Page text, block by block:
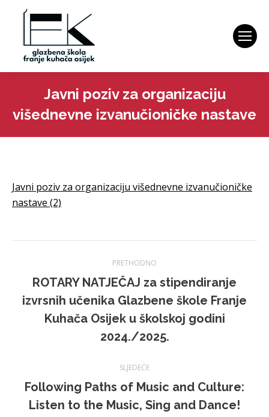
Javni poziv za organizaciju
višednevne izvanučioničke nastave
Javni poziv za organizaciju višednevne izvanučioničke
nastave (2)
PRETHODNO
Prethodna
objava:
ROTARY NATJEČAJ za stipendiranje
izvrsnih učenika Glazbene škole Franje
Kuhača Osijek u školskoj godini
2024./2025.
SLJEDEĆE
Sljedeća
objava:
Following Paths of Music and Culture:
Listen to the Music, Sing and Dance!